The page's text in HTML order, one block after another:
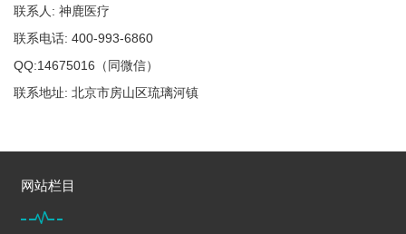
联系人: 神鹿医疗
联系电话: 400-993-6860
QQ:14675016（同微信）
联系地址: 北京市房山区琉璃河镇
网站栏目